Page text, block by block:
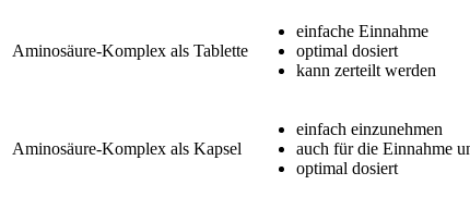
Aminosäure-Komplex als Tablette
einfache Einnahme
optimal dosiert
kann zerteilt werden
Aminosäure-Komplex als Kapsel
einfach einzunehmen
auch für die Einnahme
optimal dosiert